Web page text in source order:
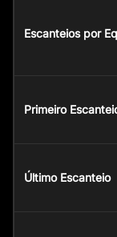
Escanteios por
Primeiro
Último Escanteio